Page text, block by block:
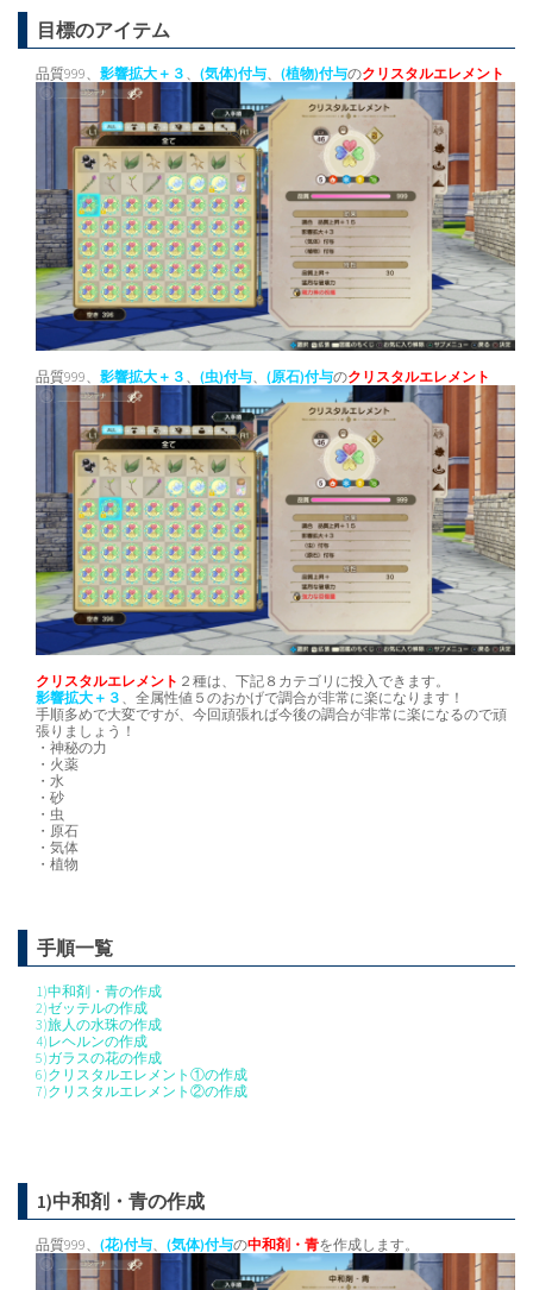
目標のアイテム
品質999、 影響拡大＋３ 、 (気体)付与、 (植物)付与のクリスタルエレメント
品質999、 影響拡大＋３ 、 (虫)付与、 (原石)付与のクリスタルエレメント
クリスタルエレメント ２種は、下記８カテゴリに投入できます。
影響拡大＋３
、全属性値５のおかげで調合が非常に楽になります！
手順多めで大変ですが、今回頑張れば今後の調合が非常に楽になるので頑
張りましょう！
・神秘の力
・火薬
・水
・砂
・虫
・原石
・気体
・植物
手順一覧
1)中和剤・青の作成
2)ゼッテルの作成
3)旅人の水珠の作成
4)レヘルンの作成
5)ガラスの花の作成
6)クリスタルエレメント①の作成
7)クリスタルエレメント②の作成
1)中和剤・青の作成
品質999、 (花)付与 (気体)付与の中和剤・青を作成します。